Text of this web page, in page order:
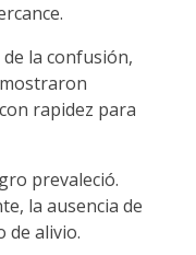
la confusión,
rapidez para
prevaleció.
la ausencia de
de alivio.